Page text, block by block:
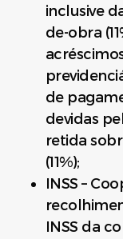
inclusive
de-obra
de
devidas
retida
(11%);
INSS –
INSS da